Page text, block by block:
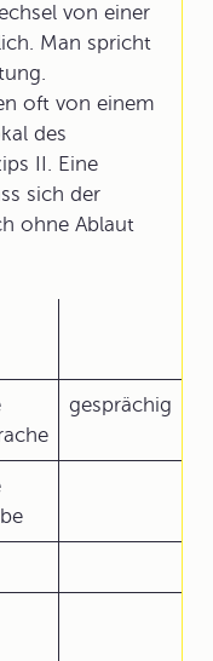
von einer
Man spricht
oft von einem
des
II. Eine
sich der
ohne Ablaut
gesprächig